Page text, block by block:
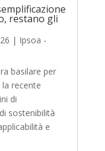
restano gli
| Ipsoa -
basilare per
la recente
di
sostenibilità
e